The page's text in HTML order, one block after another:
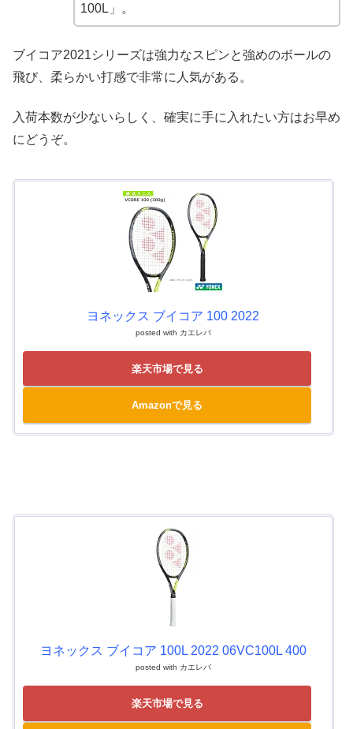
100L」。
ブイコア2021シリーズは強力なスピンと強めのボールの
飛び、柔らかい打感で非常に人気がある。
入荷本数が少ないらしく、確実に手に入れたい方はお早め
にどうぞ。
ヨネックス ブイコア 100 2022
posted with カエレバ
楽天市場で見る
Amazonで見る
ヨネックス ブイコア 100L 2022 06VC100L 400
posted with カエレバ
楽天市場で見る